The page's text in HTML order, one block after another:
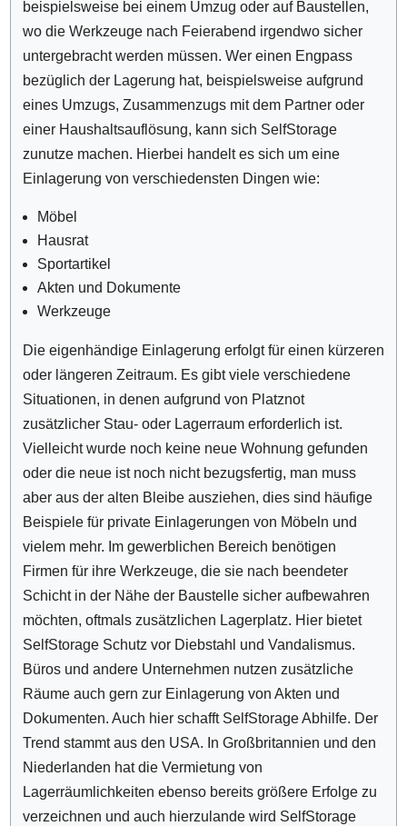
beispielsweise bei einem Umzug oder auf Baustellen,
wo die Werkzeuge nach Feierabend irgendwo sicher
untergebracht werden müssen. Wer einen Engpass
bezüglich der Lagerung hat, beispielsweise aufgrund
eines Umzugs, Zusammenzugs mit dem Partner oder
einer Haushaltsauflösung, kann sich SelfStorage
zunutze machen. Hierbei handelt es sich um eine
Einlagerung von verschiedensten Dingen wie:
Möbel
Hausrat
Sportartikel
Akten und Dokumente
Werkzeuge
Die eigenhändige Einlagerung erfolgt für einen kürzeren
oder längeren Zeitraum. Es gibt viele verschiedene
Situationen, in denen aufgrund von Platznot
zusätzlicher Stau- oder Lagerraum erforderlich ist.
Vielleicht wurde noch keine neue Wohnung gefunden
oder die neue ist noch nicht bezugsfertig, man muss
aber aus der alten Bleibe ausziehen, dies sind häufige
Beispiele für private Einlagerungen von Möbeln und
vielem mehr. Im gewerblichen Bereich benötigen
Firmen für ihre Werkzeuge, die sie nach beendeter
Schicht in der Nähe der Baustelle sicher aufbewahren
möchten, oftmals zusätzlichen Lagerplatz. Hier bietet
SelfStorage Schutz vor Diebstahl und Vandalismus.
Büros und andere Unternehmen nutzen zusätzliche
Räume auch gern zur Einlagerung von Akten und
Dokumenten. Auch hier schafft SelfStorage Abhilfe. Der
Trend stammt aus den USA. In Großbritannien und den
Niederlanden hat die Vermietung von
Lagerräumlichkeiten ebenso bereits größere Erfolge zu
verzeichnen und auch hierzulande wird SelfStorage